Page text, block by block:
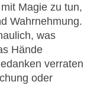
Magie zu tun,
Wahrnehmung.
was
Hände
verraten
oder